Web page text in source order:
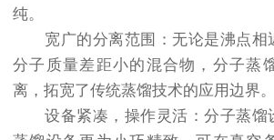
纯。
宽广的分离范围：无论是沸点相
分子质量差距小的混合物，分子蒸
离，拓宽了传统蒸馏技术的应用边界。
设备紧凑，操作灵活：分子蒸馏